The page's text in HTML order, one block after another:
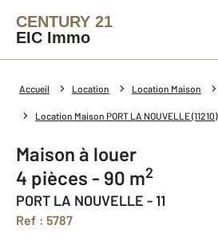
CENTURY 21
EIC Immo
Accueil Location Location Maison
Location Maison PORT LA NOUVELLE (11210)
Maison à louer
4 pièces - 90 m2
PORT LA NOUVELLE - 11
Ref : 5787